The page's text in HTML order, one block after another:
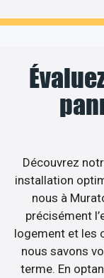
Découvrez
installation
nous à
précisément
logement et les
nous savons
terme. En